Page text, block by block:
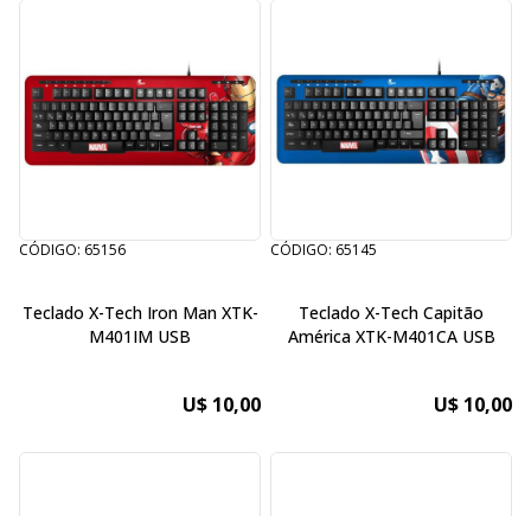
CÓDIGO: 65156
Teclado X-Tech Iron Man XTK-
M401IM USB
U$ 10,00
CÓDIGO: 65145
Teclado X-Tech Capitão
América XTK-M401CA USB
U$ 10,00